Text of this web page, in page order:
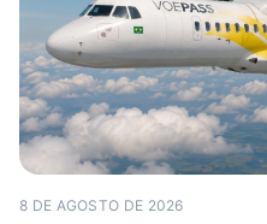
8 DE AGOSTO DE 2026